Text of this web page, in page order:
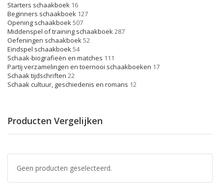
Starters schaakboek 16
Beginners schaakboek 127
Opening schaakboek507
Middenspel of training schaakboek287
Oefeningen schaakboek52
Eindspel schaakboek54
Schaak-biografieën en matches 111
Partij verzamelingen en toernooi schaakboeken 17
Schaak tijdschriften 22
Schaak cultuur, geschiedenis en romans 12
Producten Vergelijken
Geen producten geselecteerd.